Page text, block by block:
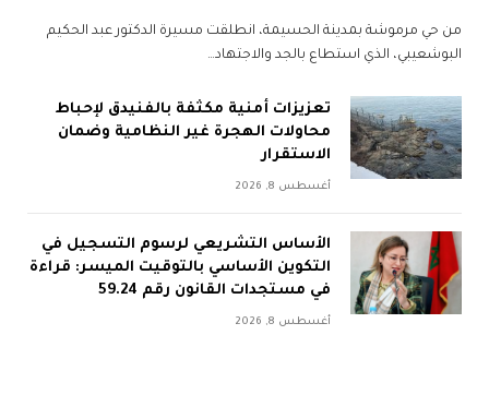
من حي مرموشة بمدينة الحسيمة، انطلقت مسيرة الدكتور عبد الحكيم
البوشعيبي، الذي استطاع بالجد والاجتهاد…
تعزيزات أمنية مكثفة بالفنيدق لإحباط
محاولات الهجرة غير النظامية وضمان
الاستقرار
أغسطس 8, 2026
الأساس التشريعي لرسوم التسجيل في
التكوين الأساسي بالتوقيت الميسر: قراءة
في مستجدات القانون رقم 59.24
أغسطس 8, 2026